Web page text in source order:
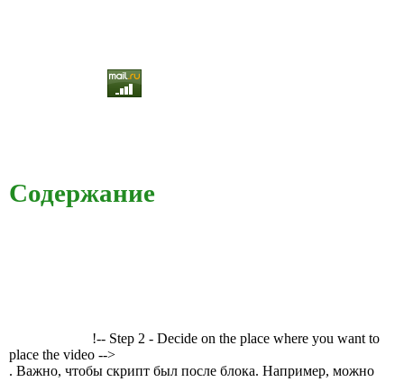
Содержание
!-- Step 2 - Decide on the place where you want to
place the video -->
. Важно, чтобы скрипт был после блока. Например, можно